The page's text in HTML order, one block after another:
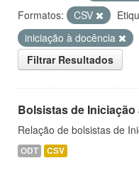
Formatos:
CSV
iniciação à docência
Filtrar Resultados
Bolsistas de Iniciação
Relação de bolsistas de
ODT CSV